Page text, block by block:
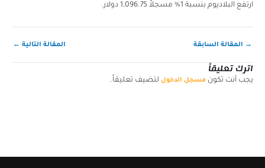
ارتفع البلاديوم بنسبة 1% مسجلاً 1,096.75 دولار.
→ المقالة السابقة المقالة التالية ←
اترك تعليقاً
يجب أنت تكون مسجل الدخول لتضيف تعليقاً.